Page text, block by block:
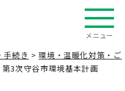
メニュー
手続き >環境・温暖化対策・ご
第3次守谷市環境基本計画